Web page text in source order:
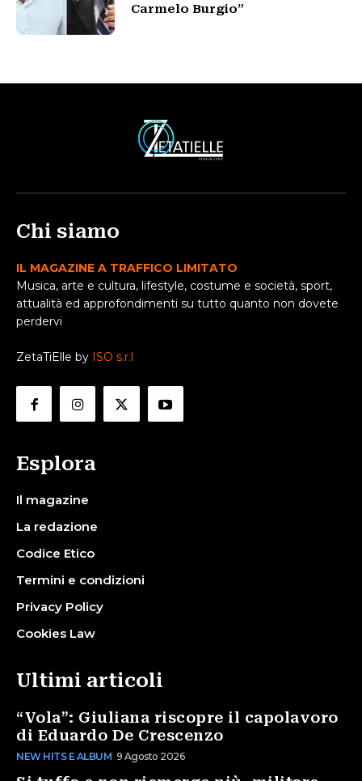
Carmelo Burgio”
Chi siamo
IL MAGAZINE A TRAFFICO LIMITATO
Musica, arte e cultura, lifestyle, costume e società, sport,
attualità ed approfondimenti su tutto quanto non dovete
perdervi
ZetaTiElle by ISO s.r.l
Esplora
Il magazine
La redazione
Codice Etico
Termini e condizioni
Privacy Policy
Cookies Law
Ultimi articoli
“Vola”: Giuliana riscopre il capolavoro
di Eduardo De Crescenzo
NEW HITS E ALBUM 9 Agosto 2026